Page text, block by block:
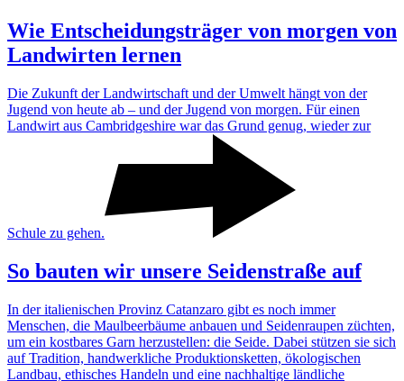
Wie Entschei­dungs­träger von morgen von
Land­wirten lernen
Die Zukunft der Land­wirt­schaft und der Umwelt hängt von der
Jugend von heute ab – und der Jugend von morgen. Für einen
Land­wirt aus Cambridge­shire war das Grund genug, wieder zur
Schule zu gehen.
So bauten wir unsere Seiden­straße auf
In der italie­ni­schen Provinz Catanzaro gibt es noch immer
Menschen, die Maul­beer­bäume anbauen und Seiden­raupen züchten,
um ein kost­bares Garn herzu­stellen: die Seide. Dabei stützen sie sich
auf Tradi­tion, hand­werk­liche Produk­ti­ons­ketten, ökolo­gi­schen
Landbau, ethi­sches Handeln und eine nach­hal­tige länd­liche